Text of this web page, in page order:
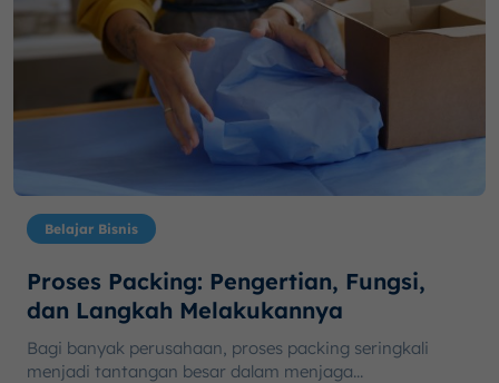
Belajar Bisnis
Proses Packing: Pengertian, Fungsi,
dan Langkah Melakukannya
Bagi banyak perusahaan, proses packing seringkali
menjadi tantangan besar dalam menjaga...